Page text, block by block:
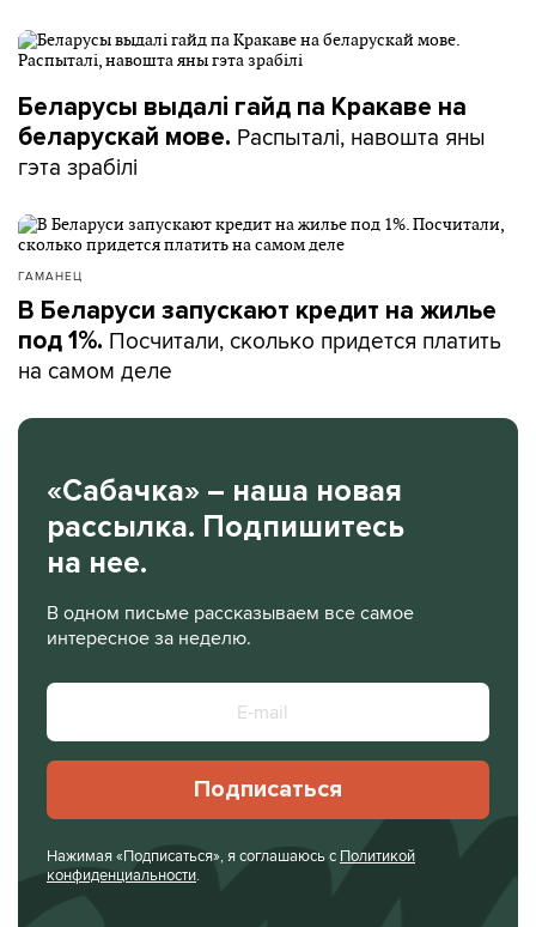
Беларусы выдалі гайд па Кракаве на
беларускай мове. Распыталі, навошта яны
гэта зрабілі
ГАМАНЕЦ
В Беларуси запускают кредит на жилье
под 1%. Посчитали, сколько придется платить
на самом деле
«Сабачка» – наша новая
рассылка. Подпишитесь
на нее.
В одном письме рассказываем все самое
интересное за неделю.
Подписаться
Нажимая «Подписаться», я соглашаюсь с Политикой
конфиденциальности.